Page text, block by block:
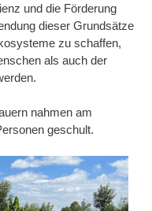
und die Förderung
dieser Grundsätze
zu schaffen,
als auch der
nahmen am
geschult.